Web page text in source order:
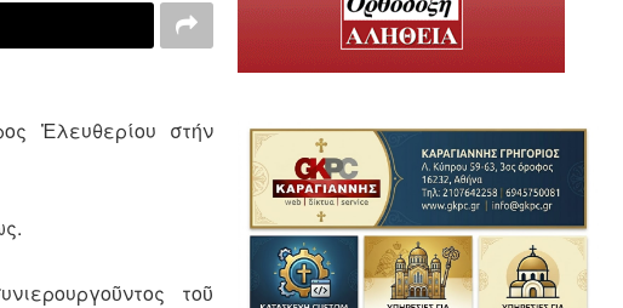
Ἐλευθερίου στήν
τοῦ